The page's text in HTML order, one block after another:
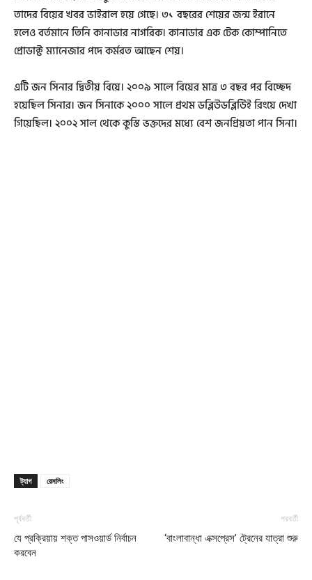
তাদের বিয়ের খবর ভাইরাল হয়ে গেছে। ৩১ বছরের শেয়ের জন্ম ইরানে
হলেও বর্তমানে তিনি কানাডার নাগরিক। কানাডার এক টেক কোম্পানিতে
প্রোডাক্ট ম্যানেজার পদে কর্মরত আছেন শেয়।
এটি জন সিনার দ্বিতীয় বিয়ে। ২০০৯ সালে বিয়ের মাত্র ৩ বছর পর বিচ্ছেদ
হয়েছিল সিনার। জন সিনাকে ২০০০ সালে প্রথম ডব্লিউডব্লিউিই রিংয়ে দেখা
গিয়েছিল। ২০০২ সাল থেকে কুস্তি ভক্তদের মধ্যে বেশ জনপ্রিয়তা পান সিনা।
ট্যাগ রেসলিং
পূর্ববর্তী
যে প্রক্রিয়ায় শক্ত পাসওয়ার্ড নির্বাচন
করবেন
পরবর্তী
‘বাংলাবান্ধা এক্সপ্রেস’ ট্রেনের যাত্রা শুরু